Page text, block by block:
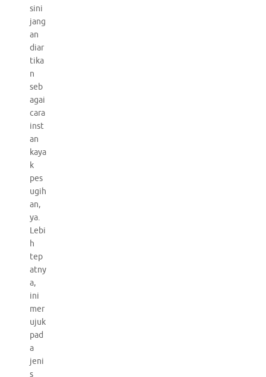
sini
jang
an
diar
tika
n
seb
agai
cara
inst
an
kaya
k
pes
ugih
an,
ya.
Lebi
h
tep
atny
a,
ini
mer
ujuk
pad
a
jeni
s